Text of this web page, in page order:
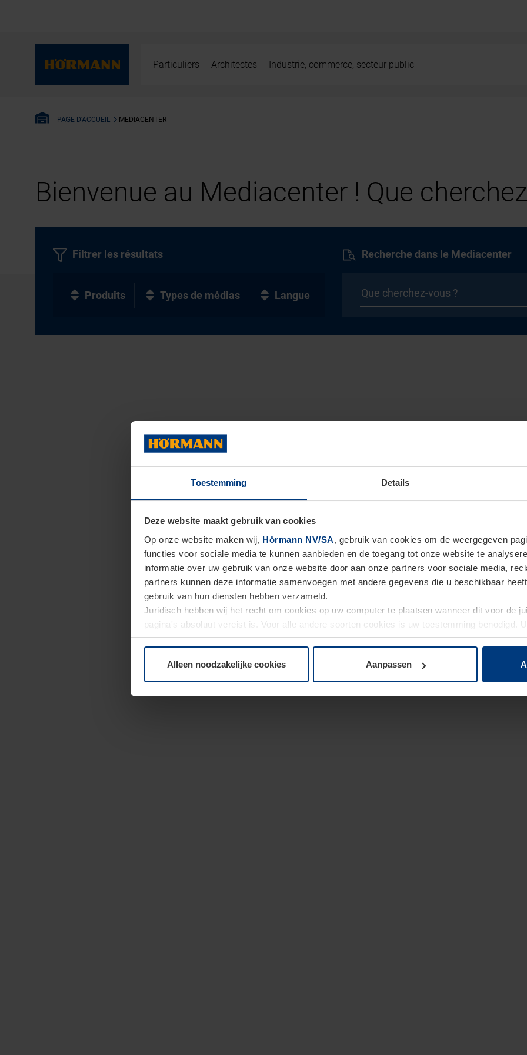
Toestemming Details
Deze website maakt gebruik van cookies
Op onze website maken wij, Hörmann NV/SA, gebruik van cookies om de weergegeven
functies voor sociale media te kunnen aanbieden en de toegang tot onze website te
informatie over uw gebruik van onze website door aan onze partners voor sociale media,
partners kunnen deze informatie samenvoegen met andere gegevens die u beschikbaar
gebruik van hun diensten hebben verzameld.
Juridisch hebben wij het recht om cookies op uw computer te plaatsen wanneer dit voor de
pagina's absoluut vereist is. Voor alle andere soorten cookies is uw toestemming benodigd.
moment bij de uitleg van de cookies op paginaPrivacyverklaringop onze website wijzigen
Alleen noodzakelijke cookies Aanpassen
Particuliers Architectes Industrie, commerce, secteur public
PAGE D'ACCUEIL MEDIACENTER
Bienvenue au Mediacenter ! Que
Recherche dans le Mediacenter
Filtrer les résultats
Produits Types de médias Langue